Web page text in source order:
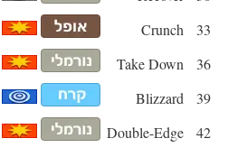
33
Crunch
36
Take Down
39
Blizzard
42
Double-Edge